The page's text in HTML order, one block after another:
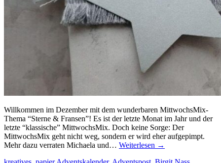
Willkommen im Dezember mit dem wunderbaren MittwochsMix-
Thema “Sterne & Fransen”! Es ist der letzte Monat im Jahr und der
letzte “klassische” MittwochsMix. Doch keine Sorge: Der
MittwochsMix geht nicht weg, sondern er wird eher aufgepimpt.
Mehr dazu verraten Michaela und… Weiterlesen →